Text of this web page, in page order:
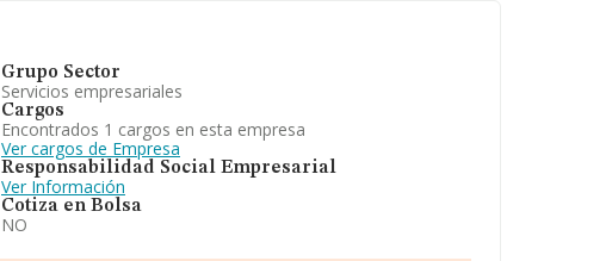
Grupo Sector
Servicios empresariales
Cargos
Encontrados 1 cargos en esta empresa
Ver cargos de Empresa
Responsabilidad Social Empresarial
Ver Información
Cotiza en Bolsa
NO